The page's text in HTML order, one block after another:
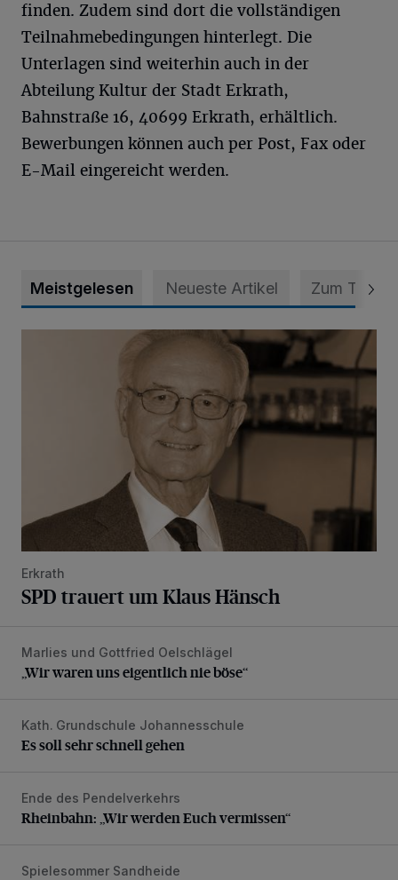
finden. Zudem sind dort die vollständigen
Teilnahmebedingungen hinterlegt. Die
Unterlagen sind weiterhin auch in der
Abteilung Kultur der Stadt Erkrath,
Bahnstraße 16, 40699 Erkrath, erhältlich.
Bewerbungen können auch per Post, Fax oder
E-Mail eingereicht werden.
Meistgelesen Neueste Artikel Zum Thema
SPD trauert um Klaus Hänsch
Erkrath
SPD trauert um Klaus Hänsch
„Wir waren uns eigentlich nie böse“
Marlies und Gottfried Oelschlägel
„Wir waren uns eigentlich nie böse“
Es soll sehr schnell gehen
Kath. Grundschule Johannesschule
Es soll sehr schnell gehen
Rheinbahn: „Wir werden Euch vermissen“
Ende des Pendelverkehrs
Rheinbahn: „Wir werden Euch vermissen“
Riesenseifenblasen, Kunst, Olympia und ein toller Ausflug
Spielesommer Sandheide